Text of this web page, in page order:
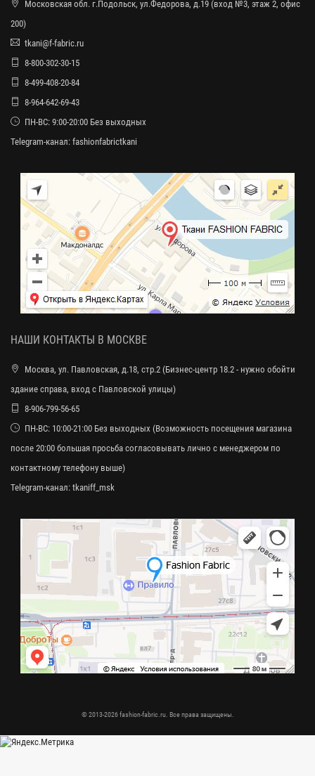
Московская обл. г.Подольск, ул.Федорова, д.19 (вход №3, этаж 2, офис
200)
tkani@f-fabric.ru
8-800-302-30-15
8-499-408-20-84
8-964-642-69-43
ПН-ВС: 9:00-20:00 Без выходных
Telegram-канал: fashionfabrictkani
НАШИ КОНТАКТЫ В МОСКВЕ
Москва, ул. Павловская, д.18, стр.2 (Бизнес-центр 18.2 - нужно обойти
здание справа, вход с Павловской улицы)
8-906-799-56-65
ПН-ВС: 10:00-21:00 Без выходных (Возможность посещения магазина
после 20:00 большая просьба согласовывать лично с менеджером по
контактному телефону выше)
Telegram-канал: tkaniff_msk
© 2013-2026 fashion-fabric.ru. Все права защищены.